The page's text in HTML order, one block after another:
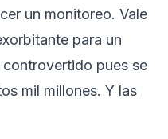
un monitoreo. Vale
para un
pues se
mil millones. Y las